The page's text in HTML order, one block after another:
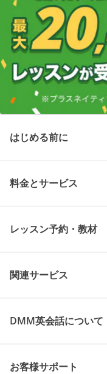
はじめる前に
料金とサービス
レッスン予約・教材
関連サービス
DMM英会話について
お客様サポート